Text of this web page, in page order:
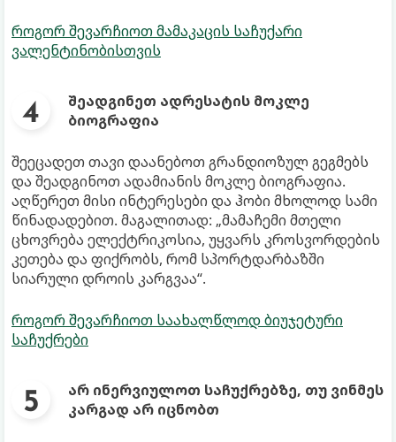
როგორ შევარჩიოთ მამაკაცის საჩუქარი
ვალენტინობისთვის
შეადგინეთ ადრესატის მოკლე
ბიოგრაფია
შეეცადეთ თავი დაანებოთ გრანდიოზულ გეგმებს
და შეადგინოთ ადამიანის მოკლე ბიოგრაფია.
აღწერეთ მისი ინტერესები და ჰობი მხოლოდ სამი
წინადადებით. მაგალითად: „მამაჩემი მთელი
ცხოვრება ელექტრიკოსია, უყვარს კროსვორდების
კეთება და ფიქრობს, რომ სპორტდარბაზში
სიარული დროის კარგვაა“.
როგორ შევარჩიოთ საახალწლოდ ბიუჯეტური
საჩუქრები
არ ინერვიულოთ საჩუქრებზე, თუ ვინმეს
კარგად არ იცნობთ